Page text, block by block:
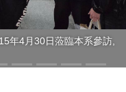
年4月30日蒞臨本系參訪,
本系師長合影~恭喜陳榆